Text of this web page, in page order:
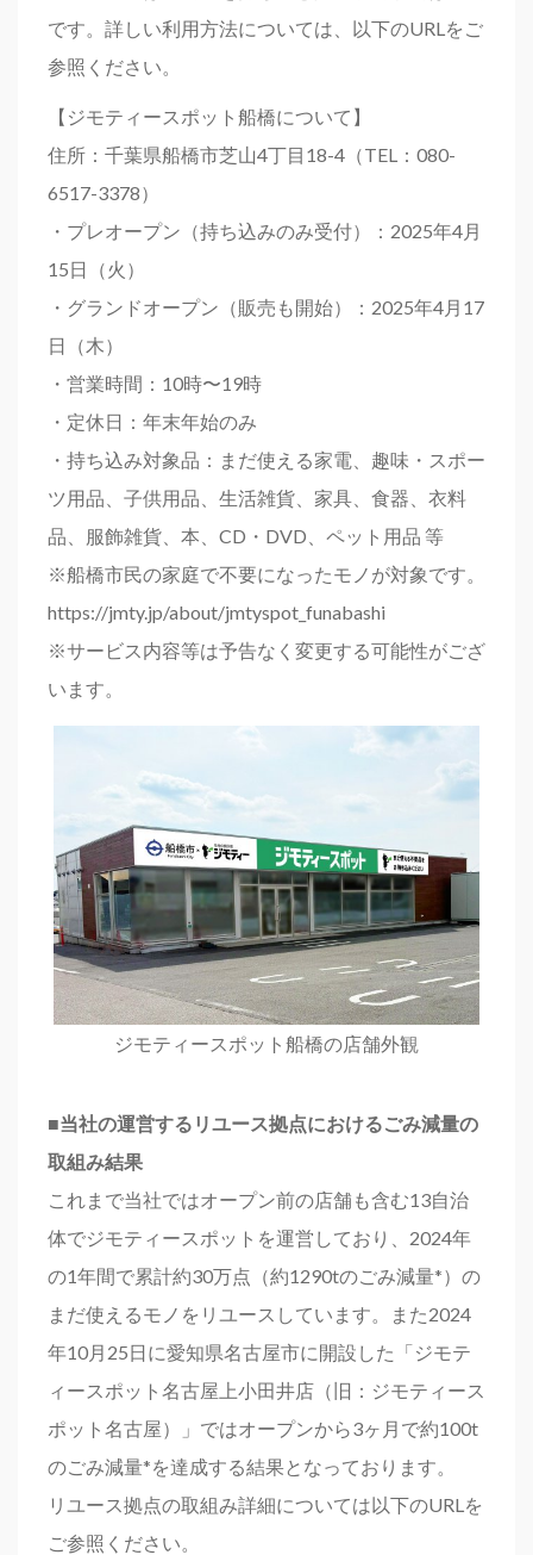
です。詳しい利用方法については、以下のURLをご
参照ください。
【ジモティースポット船橋について】
住所：千葉県船橋市芝山4丁目18-4（TEL：080-
6517-3378）
・プレオープン（持ち込みのみ受付）：2025年4月
15日（火）
・グランドオープン（販売も開始）：2025年4月17
日（木）
・営業時間：10時〜19時
・定休日：年末年始のみ
・持ち込み対象品：まだ使える家電、趣味・スポー
ツ用品、子供用品、生活雑貨、家具、食器、衣料
品、服飾雑貨、本、CD・DVD、ペット用品 等
※船橋市民の家庭で不要になったモノが対象です。
https://jmty.jp/about/jmtyspot_funabashi
※サービス内容等は予告なく変更する可能性がござ
います。
ジモティースポット船橋の店舗外観
■当社の運営するリユース拠点におけるごみ減量の
取組み結果
これまで当社ではオープン前の店舗も含む13自治
体でジモティースポットを運営しており、2024年
の1年間で累計約30万点（約1290tのごみ減量*）の
まだ使えるモノをリユースしています。また2024
年10月25日に愛知県名古屋市に開設した「ジモテ
ィースポット名古屋上小田井店（旧：ジモティース
ポット名古屋）」ではオープンから3ヶ月で約100t
のごみ減量*を達成する結果となっております。
リユース拠点の取組み詳細については以下のURLを
ご参照ください。